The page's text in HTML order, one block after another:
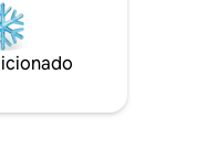
privativo e
CIN: